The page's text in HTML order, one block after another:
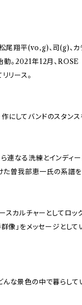
尾翔平(vo,g)、司(g)、カ
。2021年12月、ROSE
リース。
にしてバンドのスタン
なる洗練とインディー
た曽我部恵一氏の系譜
スカルチャーとしてロッ
像」をメッセージとして
な景色の中で暮らして